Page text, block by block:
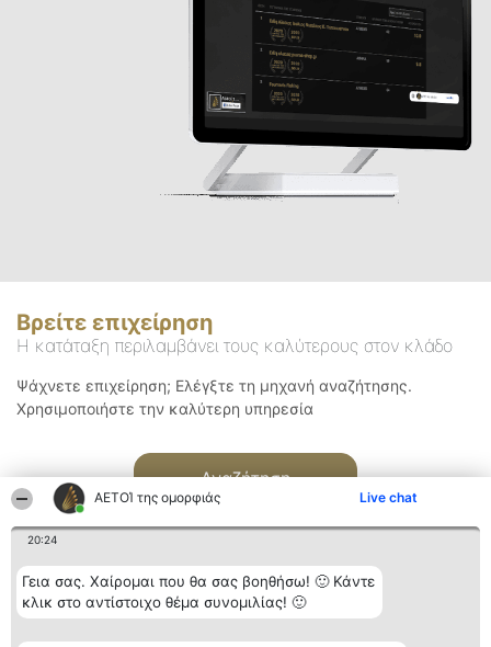
ΑΕΤΟΊ της ομορφιάς Live chat
20:24
Γεια σας. Χαίρομαι που θα σας βοηθήσω! 🙂 Κάντε
κλικ στο αντίστοιχο θέμα συνομιλίας! 🙂
Βρείτε επιχείρηση
Η κατάταξη περιλαμβάνει τους καλύτερους στον κλάδο
Ψάχνετε επιχείρηση; Ελέγξτε τη μηχανή αναζήτησης.
Χρησιμοποιήστε την καλύτερη υπηρεσία
Αναζήτηση
Διοργανωτής της
Κατάταξη Επικοινωνία